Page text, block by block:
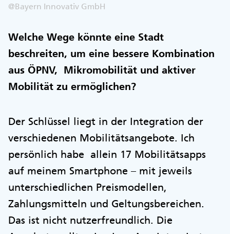
@Bayern Innovativ GmbH
Welche Wege könnte eine Stadt
beschreiten, um eine bessere Kombination
aus ÖPNV, Mikromobilität und aktiver
Mobilität zu ermöglichen?
Der Schlüssel liegt in der Integration der
verschiedenen Mobilitätsangebote. Ich
persönlich habe allein 17 Mobilitätsapps
auf meinem Smartphone – mit jeweils
unterschiedlichen Preismodellen,
Zahlungsmitteln und Geltungsbereichen.
Das ist nicht nutzerfreundlich. Die